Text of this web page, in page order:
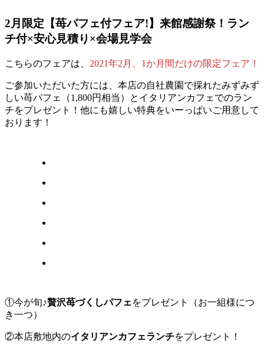
2月限定【苺パフェ付フェア!】来館感謝祭！ラン
チ付×安心見積り×会場見学会
こちらのフェアは、 2021年2月、1か月間だけの限定フェア！
ご参加いただいた方には、本店の自社農園で採れたみずみず
しい苺パフェ（1,800円相当）とイタリアンカフェでのラン
チをプレゼント！他にも嬉しい特典をいーっぱいご用意して
おります！
①今が旬♪贅沢苺づくしパフェをプレゼント（お一組様につ
き一つ）
②本店敷地内のイタリアンカフェランチをプレゼント！